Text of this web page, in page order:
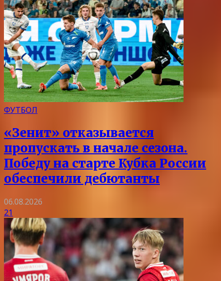
ФУТБОЛ
«Зенит» отказывается
пропускать в начале сезона.
Победу на старте Кубка России
обеспечили дебютанты
06.08.2026
21